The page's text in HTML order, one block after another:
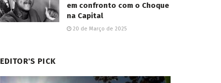
em confronto com o Choque
na Capital
20 de Março de 2025
EDITOR'S PICK